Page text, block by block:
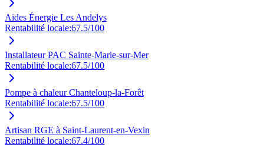
Aides Énergie Les Andelys
Rentabilité locale:67.5/100
Installateur PAC Sainte-Marie-sur-Mer
Rentabilité locale:67.5/100
Pompe à chaleur Chanteloup-la-Forêt
Rentabilité locale:67.5/100
Artisan RGE à Saint-Laurent-en-Vexin
Rentabilité locale:67.4/100